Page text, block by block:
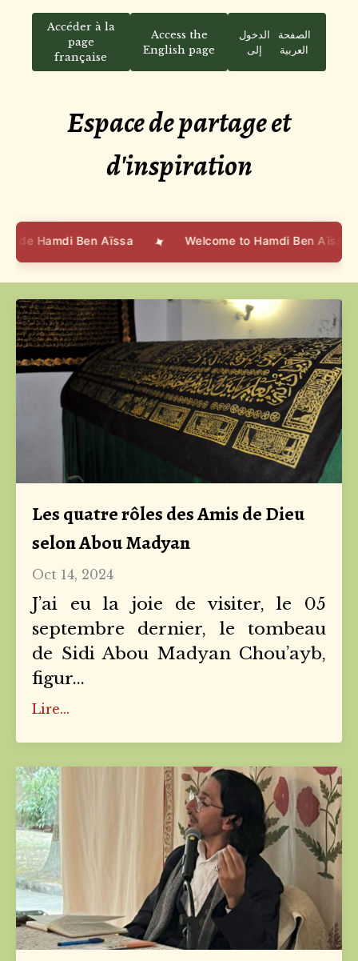
Accéder à la
page
française
Access the
English page
الدخول
إلى
الصفحة
العربية
Espace de partage et
d'inspiration
Ben Aïssa ✦ Welcome to Hamdi Ben Aïssa's blog
Les quatre rôles des Amis de Dieu
selon Abou Madyan
Oct 14, 2024
J’ai eu la joie de visiter, le 05
septembre dernier, le tombeau
de Sidi Abou Madyan Chou’ayb,
figur...
Lire...